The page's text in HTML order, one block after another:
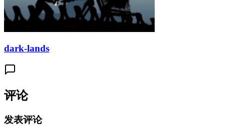
dark-lands
评论
发表评论